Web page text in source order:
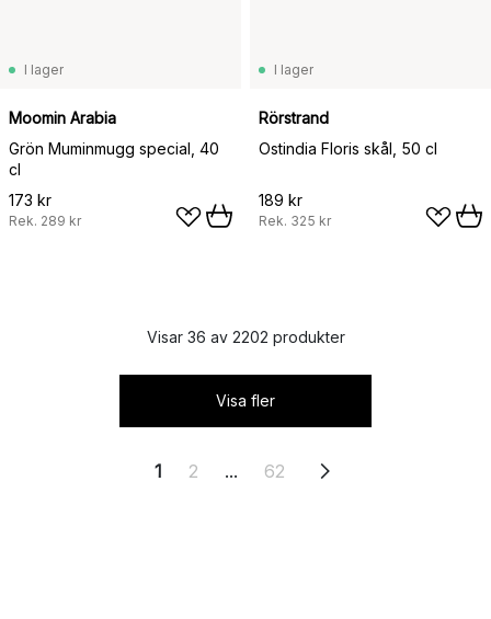
I lager
Moomin Arabia
Grön Muminmugg special, 40
cl
173 kr
Rek. 289 kr
I lager
Rörstrand
Ostindia Floris skål, 50 cl
189 kr
Rek. 325 kr
Visar 36 av 2202 produkter
Visa fler
1 2 ... 62